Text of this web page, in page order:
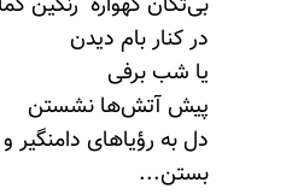
در کنار بام دیدن
یا شب برفی
پیش آتش‌ها نشستن
دل به رؤیاهای دامنگیر
بستن...